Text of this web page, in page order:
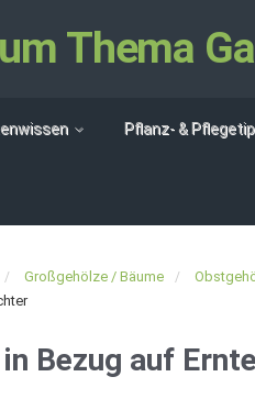
Thema
Pflanz- &
Großgehölze / Bäume
Bezug auf Ernte